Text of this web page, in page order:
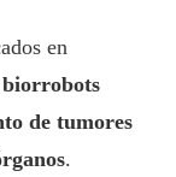
en
biorrobots
de tumores
.